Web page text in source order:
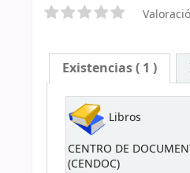
Existencias( 1 )
Libros
CENTRO DE
(CENDOC)